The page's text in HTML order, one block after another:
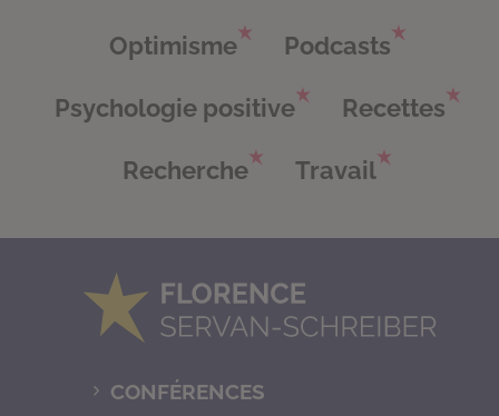
Optimisme Podcasts
Psychologie positive Recettes
Recherche Travail
CONFÉRENCES